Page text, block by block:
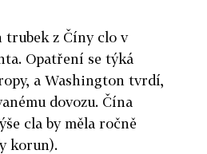
trubek z Číny clo v
Opatření se týká
a Washington tvrdí,
dovozu. Čína
cla by měla ročně
korun).